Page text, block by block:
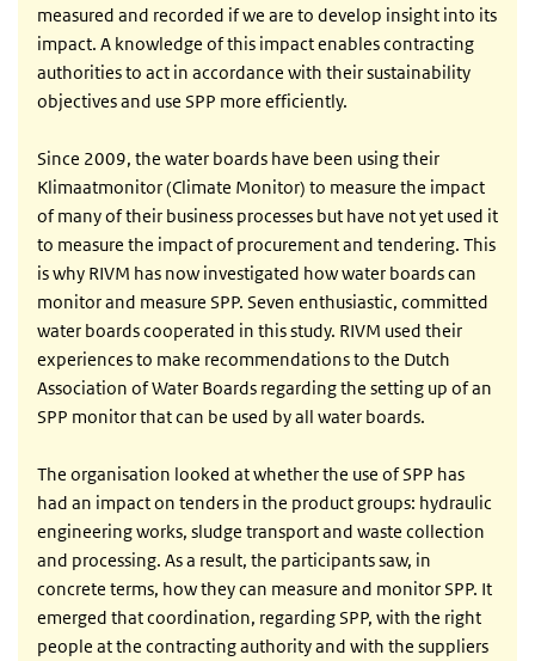
measured and recorded if we are to develop insight into its
impact. A knowledge of this impact enables contracting
authorities to act in accordance with their sustainability
objectives and use SPP more efficiently.
Since 2009, the water boards have been using their
Klimaatmonitor (Climate Monitor) to measure the impact
of many of their business processes but have not yet used it
to measure the impact of procurement and tendering. This
is why RIVM has now investigated how water boards can
monitor and measure SPP. Seven enthusiastic, committed
water boards cooperated in this study. RIVM used their
experiences to make recommendations to the Dutch
Association of Water Boards regarding the setting up of an
SPP monitor that can be used by all water boards.
The organisation looked at whether the use of SPP has
had an impact on tenders in the product groups: hydraulic
engineering works, sludge transport and waste collection
and processing. As a result, the participants saw, in
concrete terms, how they can measure and monitor SPP. It
emerged that coordination, regarding SPP, with the right
people at the contracting authority and with the suppliers